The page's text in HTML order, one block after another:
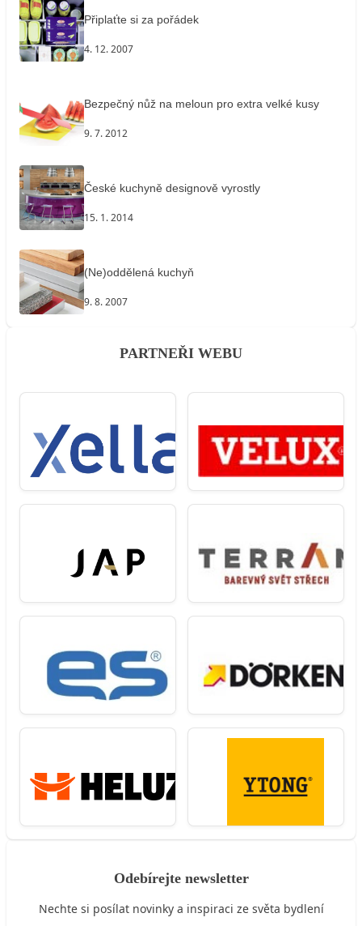
Připlaťte si za pořádek
4. 12. 2007
Bezpečný nůž na meloun pro extra velké kusy
9. 7. 2012
České kuchyně designově vyrostly
15. 1. 2014
(Ne)oddělená kuchyň
9. 8. 2007
PARTNEŘI WEBU
Odebírejte newsletter
Nechte si posílat novinky a inspiraci ze světa bydlení